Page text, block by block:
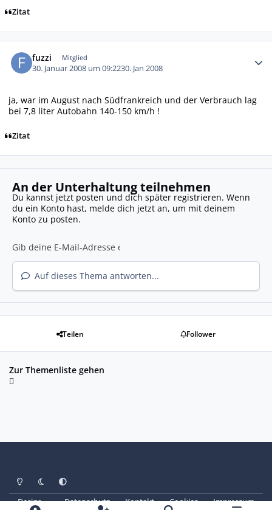
Zitat
fuzzi Mitglied
30. Januar 2008 um 09:2230. Jan 2008
ja, war im August nach Südfrankreich und der Verbrauch lag
bei 7,8 liter Autobahn 140-150 km/h !
Zitat
An der Unterhaltung teilnehmen
Du kannst jetzt posten und dich später registrieren. Wenn
du ein Konto hast, melde dich jetzt an, um mit deinem
Konto zu posten.
Auf dieses Thema antworten...
Teilen Follower
Zur Themenliste gehen
Heller ModusDunkler Modus
Systemeinstellung
Design Datenschutz Kontakt Cookies Impressum